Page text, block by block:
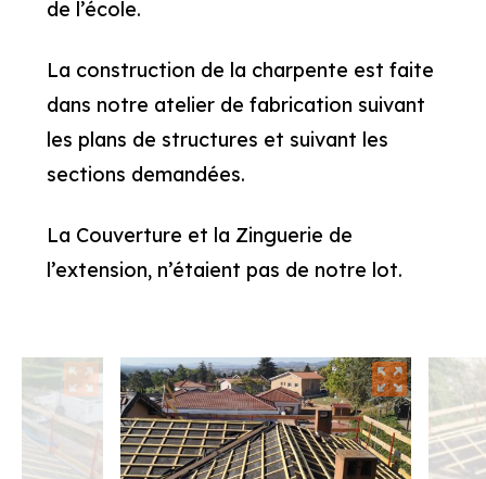
de l’école.
La construction de la charpente est faite
dans notre atelier de fabrication suivant
les plans de structures et suivant les
sections demandées.
La Couverture et la Zinguerie de
l’extension, n’étaient pas de notre lot.